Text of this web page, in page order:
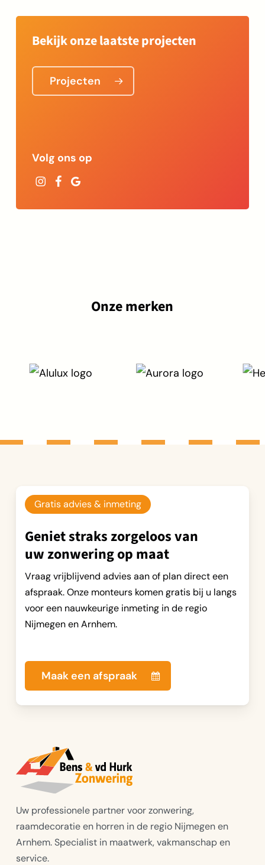
Bekijk onze laatste projecten
Projecten
Volg ons op
Onze merken
Gratis advies & inmeting
Geniet straks zorgeloos van
uw zonwering op maat
Vraag vrijblijvend advies aan of plan direct een
afspraak. Onze monteurs komen gratis bij u langs
voor een nauwkeurige inmeting in de regio
Nijmegen en Arnhem.
Maak een afspraak
Uw professionele partner voor zonwering,
raamdecoratie en horren in de regio Nijmegen en
Arnhem. Specialist in maatwerk, vakmanschap en
service.